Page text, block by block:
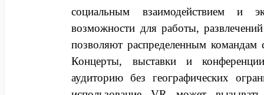
социальным взаимодействием и
возможности для работы,
позволяют распределенным командам
Концерты, выставки и
аудиторию без географических